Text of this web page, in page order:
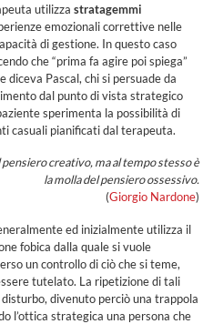
utilizza stratagemmi
emozionali correttive nelle
di gestione. In questo caso
che “prima fa agire poi spiega”
diceva Pascal, chi si persuade da
dal punto di vista strategico
sperimenta la possibilità di
casuali pianificati dal terapeuta.
creativo, ma al tempo stesso è
la molla del pensiero ossessivo.
(Giorgio Nardone)
ed inizialmente utilizza il
fobica dalla quale si vuole
un controllo di ciò che si teme,
tutelato. La ripetizione di tali
divenuto perciò una trappola
l’ottica strategica una persona che